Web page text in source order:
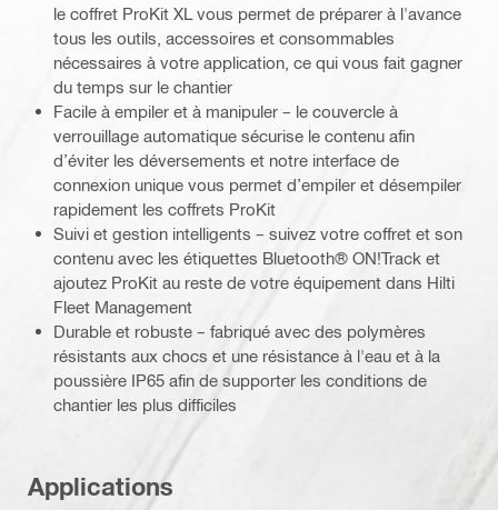
le coffret ProKit XL vous permet de préparer à l'avance
tous les outils, accessoires et consommables
nécessaires à votre application, ce qui vous fait gagner
du temps sur le chantier
Facile à empiler et à manipuler – le couvercle à
verrouillage automatique sécurise le contenu afin
d’éviter les déversements et notre interface de
connexion unique vous permet d’empiler et désempiler
rapidement les coffrets ProKit
Suivi et gestion intelligents – suivez votre coffret et son
contenu avec les étiquettes Bluetooth® ON!Track et
ajoutez ProKit au reste de votre équipement dans Hilti
Fleet Management
Durable et robuste – fabriqué avec des polymères
résistants aux chocs et une résistance à l'eau et à la
poussière IP65 afin de supporter les conditions de
chantier les plus difficiles
Applications